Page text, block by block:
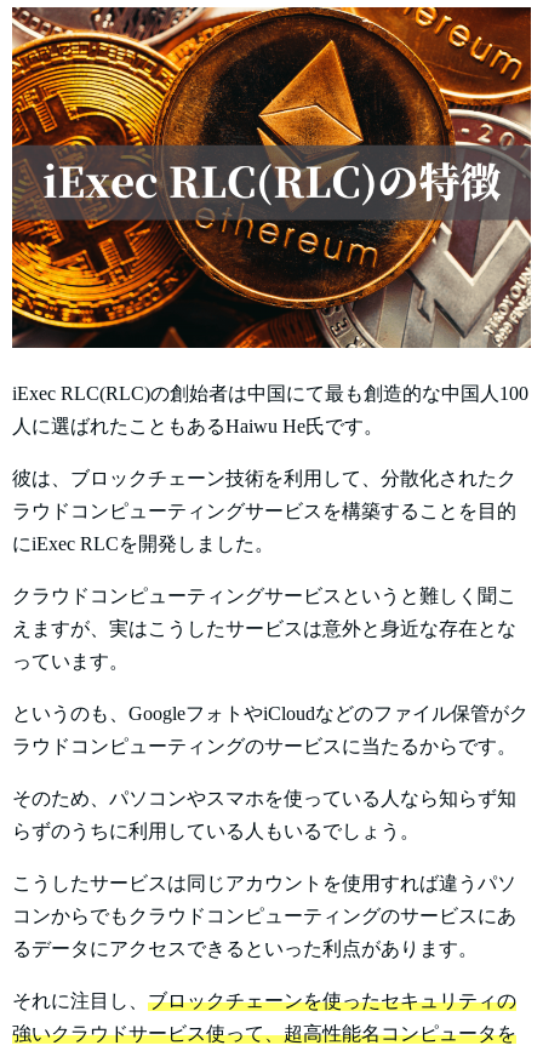
iExec RLC(RLC)の創始者は中国にて最も創造的な中国人100
人に選ばれたこともあるHaiwu He氏です。
彼は、ブロックチェーン技術を利用して、分散化されたク
ラウドコンピューティングサービスを構築することを目的
にiExec RLCを開発しました。
クラウドコンピューティングサービスというと難しく聞こ
えますが、実はこうしたサービスは意外と身近な存在とな
っています。
というのも、GoogleフォトやiCloudなどのファイル保管がク
ラウドコンピューティングのサービスに当たるからです。
そのため、パソコンやスマホを使っている人なら知らず知
らずのうちに利用している人もいるでしょう。
こうしたサービスは同じアカウントを使用すれば違うパソ
コンからでもクラウドコンピューティングのサービスにあ
るデータにアクセスできるといった利点があります。
それに注目し、 ブロックチェーンを使ったセキュリティの
強いクラウドサービス使って、超高性能名コンピュータを